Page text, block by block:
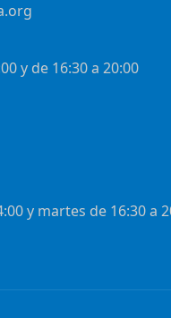
y de 16:30 a 20:00
y martes de 16:30 a